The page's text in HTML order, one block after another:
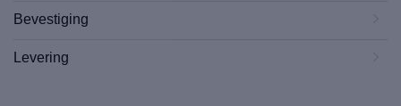
Bevestiging
Levering